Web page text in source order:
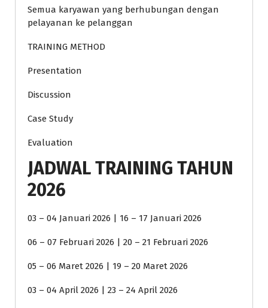
Semua karyawan yang berhubungan dengan
pelayanan ke pelanggan
TRAINING METHOD
Presentation
Discussion
Case Study
Evaluation
JADWAL TRAINING TAHUN
2026
03 – 04 Januari 2026 | 16 – 17 Januari 2026
06 – 07 Februari 2026 | 20 – 21 Februari 2026
05 – 06 Maret 2026 | 19 – 20 Maret 2026
03 – 04 April 2026 | 23 – 24 April 2026